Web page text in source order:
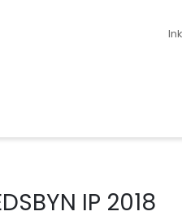
IP 2018